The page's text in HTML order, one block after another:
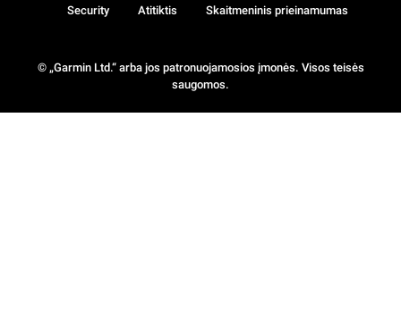
© „Garmin Ltd.“ arba jos patronuojamosios įmonės. Visos teisės
saugomos.
Security Atitiktis Skaitmeninis prieinamumas